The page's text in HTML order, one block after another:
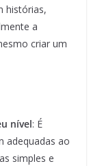
histórias,
a
criar um
nível: É
adequadas ao
simples e